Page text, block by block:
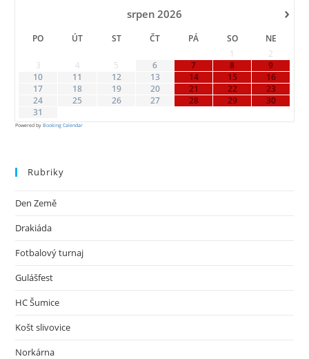
›
srpen 2026
PO ÚT ST ČT PÁ SO
NE
1
2
3
4 5 6 7 8
9
10
11 12 13 14 15
16
17
18 19 20 21 22
23
24
25 26 27 28 29
30
31
Powered byBooking Calendar
Rubriky
Den Země
Drakiáda
Fotbalový turnaj
Gulášfest
HC Šumice
Košt slivovice
Norkárna